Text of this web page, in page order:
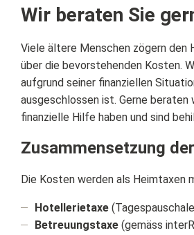
Wir beraten Sie
Viele ältere Menschen zögern den
über die bevorstehenden Kosten.
aufgrund seiner finanziellen
ausgeschlossen ist. Gerne beraten
finanzielle Hilfe haben und sind
Zusammensetzung
Die Kosten werden als Heimtaxen
Hotellerietaxe
Betreuungstaxe (gemäss